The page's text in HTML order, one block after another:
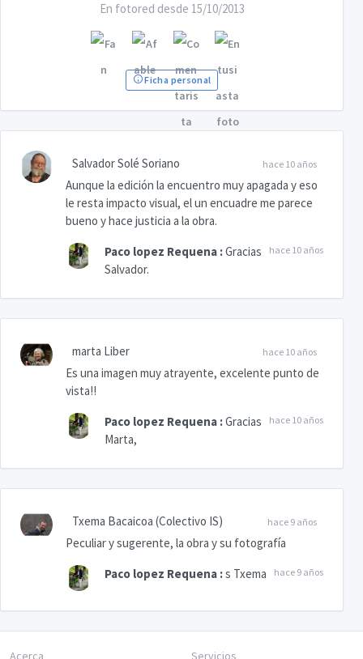
En fotored desde 15/10/2013
Ficha personal
hace 10 años
Salvador Solé Soriano
Aunque la edición la encuentro muy apagada y eso
le resta impacto visual, el un encuadre me parece
bueno y hace justicia a la obra.
Paco lopez Requena : hace 10 años
Gracias
Salvador.
hace 10 años
marta Liber
Es una imagen muy atrayente, excelente punto de
vista!!
Paco lopez Requena : hace 10 años
Gracias
Marta,
hace 9 años
Txema Bacaicoa (Colectivo IS)
Peculiar y sugerente, la obra y su fotografía
Paco lopez Requena : hace 9 años
s Txema